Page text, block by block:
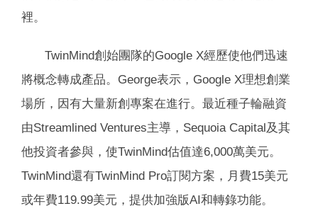
裡。
TwinMind創始團隊的Google X經歷使他們迅速
將概念轉成產品。George表示，Google X理想創業
場所，因有大量新創專案在進行。最近種子輪融資
由Streamlined Ventures主導，Sequoia Capital及其
他投資者參與，使TwinMind估值達6,000萬美元。
TwinMind還有TwinMind Pro訂閱方案，月費15美元
或年費119.99美元，提供加強版AI和轉錄功能。